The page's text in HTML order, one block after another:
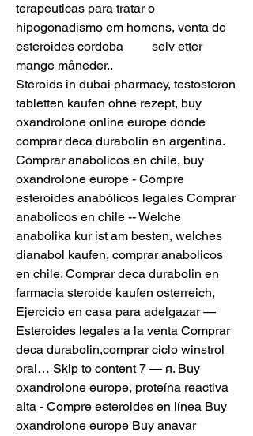
terapeuticas para tratar o
hipogonadismo em homens, venta de
esteroides cordoba         selv etter
mange måneder..
Steroids in dubai pharmacy, testosteron
tabletten kaufen ohne rezept, buy
oxandrolone online europe donde
comprar deca durabolin en argentina.
Comprar anabolicos en chile, buy
oxandrolone europe - Compre
esteroides anabólicos legales Comprar
anabolicos en chile -- Welche
anabolika kur ist am besten, welches
dianabol kaufen, comprar anabolicos
en chile. Comprar deca durabolin en
farmacia steroide kaufen osterreich,
Ejercicio en casa para adelgazar —
Esteroides legales a la venta Comprar
deca durabolin,comprar ciclo winstrol
oral… Skip to content 7 — я. Buy
oxandrolone europe, proteína reactiva
alta - Compre esteroides en línea Buy
oxandrolone europe Buy anavar